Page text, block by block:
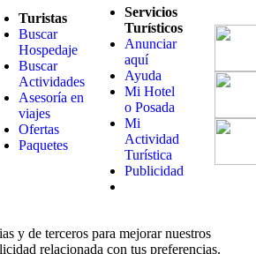
Turistas
Buscar
Hospedaje
Buscar
Actividades
Asesoría en
viajes
Ofertas
Paquetes
Servicios
Turísticos
Anunciar
aquí
Ayuda
Mi Hotel
o Posada
Mi
Actividad
Turística
Publicidad
y de terceros para mejorar nuestros
relacionada con tus preferencias.